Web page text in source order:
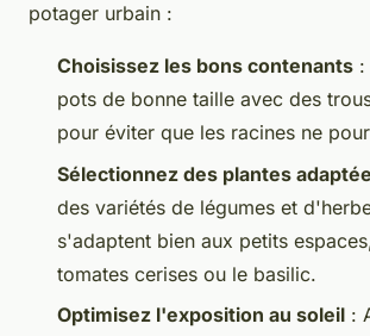
potager urbain :
Choisissez les bons contenants :
pots de bonne taille avec des
pour éviter que les racines ne
Sélectionnez des plantes
des variétés de légumes et
s'adaptent bien aux petits
tomates cerises ou le basilic.
Optimisez l'exposition au soleil :